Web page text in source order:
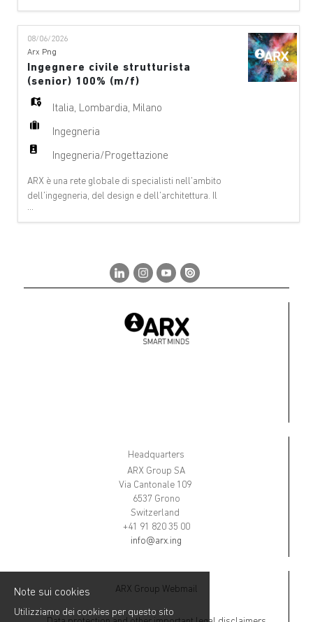
gestione dei progetti e di servizi tecnici nei seguenti
ambiti: aeroporti, ponti e altre strutture, edifici-
architettura, edifici – ingegneria civile, funivie, digital
& Innovation, ambiente
08/06/2026
Arx Png
Ingegnere civile strutturista
(senior) 100% (m/f)
Italia Lombardia Milano
Ingegneria
Ingegneria/Progettazione
ARX è una rete globale di specialisti nell'ambito
dell'ingegneria, del design e dell'architettura. Il
nostro team offre consulenze a 360°, si occupa della
gestione dei progetti e di servizi tecnici nei seguenti
& Innovation, ambiente
Headquarters
ARX Group SA
Via Cantonale 109
6537 Grono
Switzerland
+41 91 820 35 00
info@arx.ing
ARX Group Webmail
Note sui cookies
Utilizziamo dei cookies per questo sito